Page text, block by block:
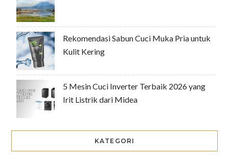
Rekomendasi Sabun Cuci Muka Pria untuk
Kulit Kering
5 Mesin Cuci Inverter Terbaik 2026 yang
Irit Listrik dari Midea
KATEGORI